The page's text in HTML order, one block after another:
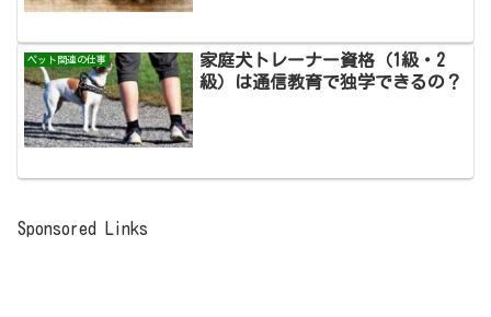
ペット関連の仕事
家庭犬トレーナー資格（1級・2
級）は通信教育で独学できるの？
Sponsored Links